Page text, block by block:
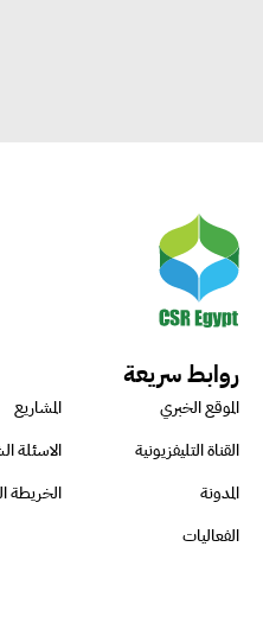
روابط سريعة
الموقع الخبري
المشاريع
القناة التليفزيونية
الاسئلة
المدونة
الخريطة
الفعاليات